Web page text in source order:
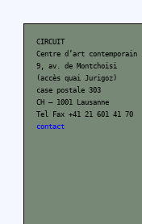
CIRCUIT
Centre d’art contemporain
9, av. de Montchoisi
(accès quai Jurigoz)
case postale 303
CH – 1001 Lausanne
Tel Fax +41 21 601 41 70
contact